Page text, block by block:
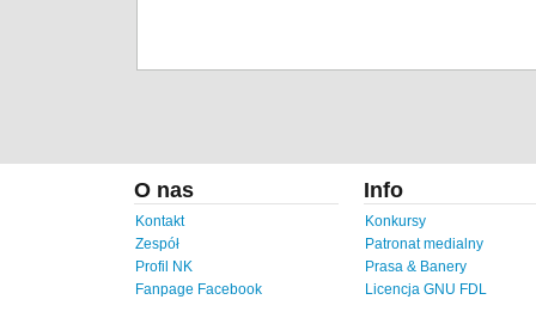
O nas
Kontakt
Zespół
Profil NK
Fanpage Facebook
Info
Konkursy
Patronat medialny
Prasa & Banery
Licencja GNU FDL